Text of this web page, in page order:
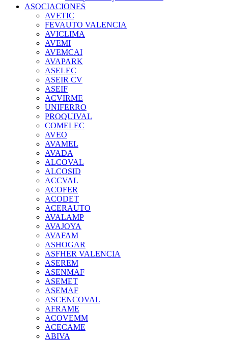
ASOCIACIONES
AVETIC
FEVAUTO VALENCIA
AVICLIMA
AVEMI
AVEMCAI
AVAPARK
ASELEC
ASEIR CV
ASEIF
ACVIRME
UNIFERRO
PROQUIVAL
COMELEC
AVEO
AVAMEL
AVADA
ALCOVAL
ALCOSID
ACCVAL
ACOFER
ACODET
ACERAUTO
AVALAMP
AVAJOYA
AVAFAM
ASHOGAR
ASFHER VALENCIA
ASEREM
ASENMAF
ASEMET
ASEMAF
ASCENCOVAL
AFRAME
ACOVEMM
ACECAME
ABIVA